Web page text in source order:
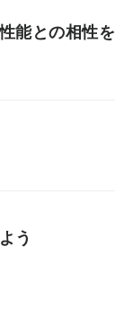
能との相性を
う